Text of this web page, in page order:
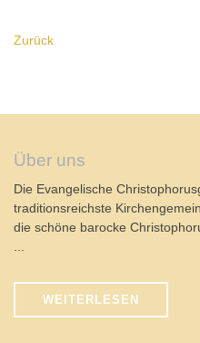
Zurück
Über uns
Die Evangelische
traditionsreichste
die schöne barocke
WEITERLESEN